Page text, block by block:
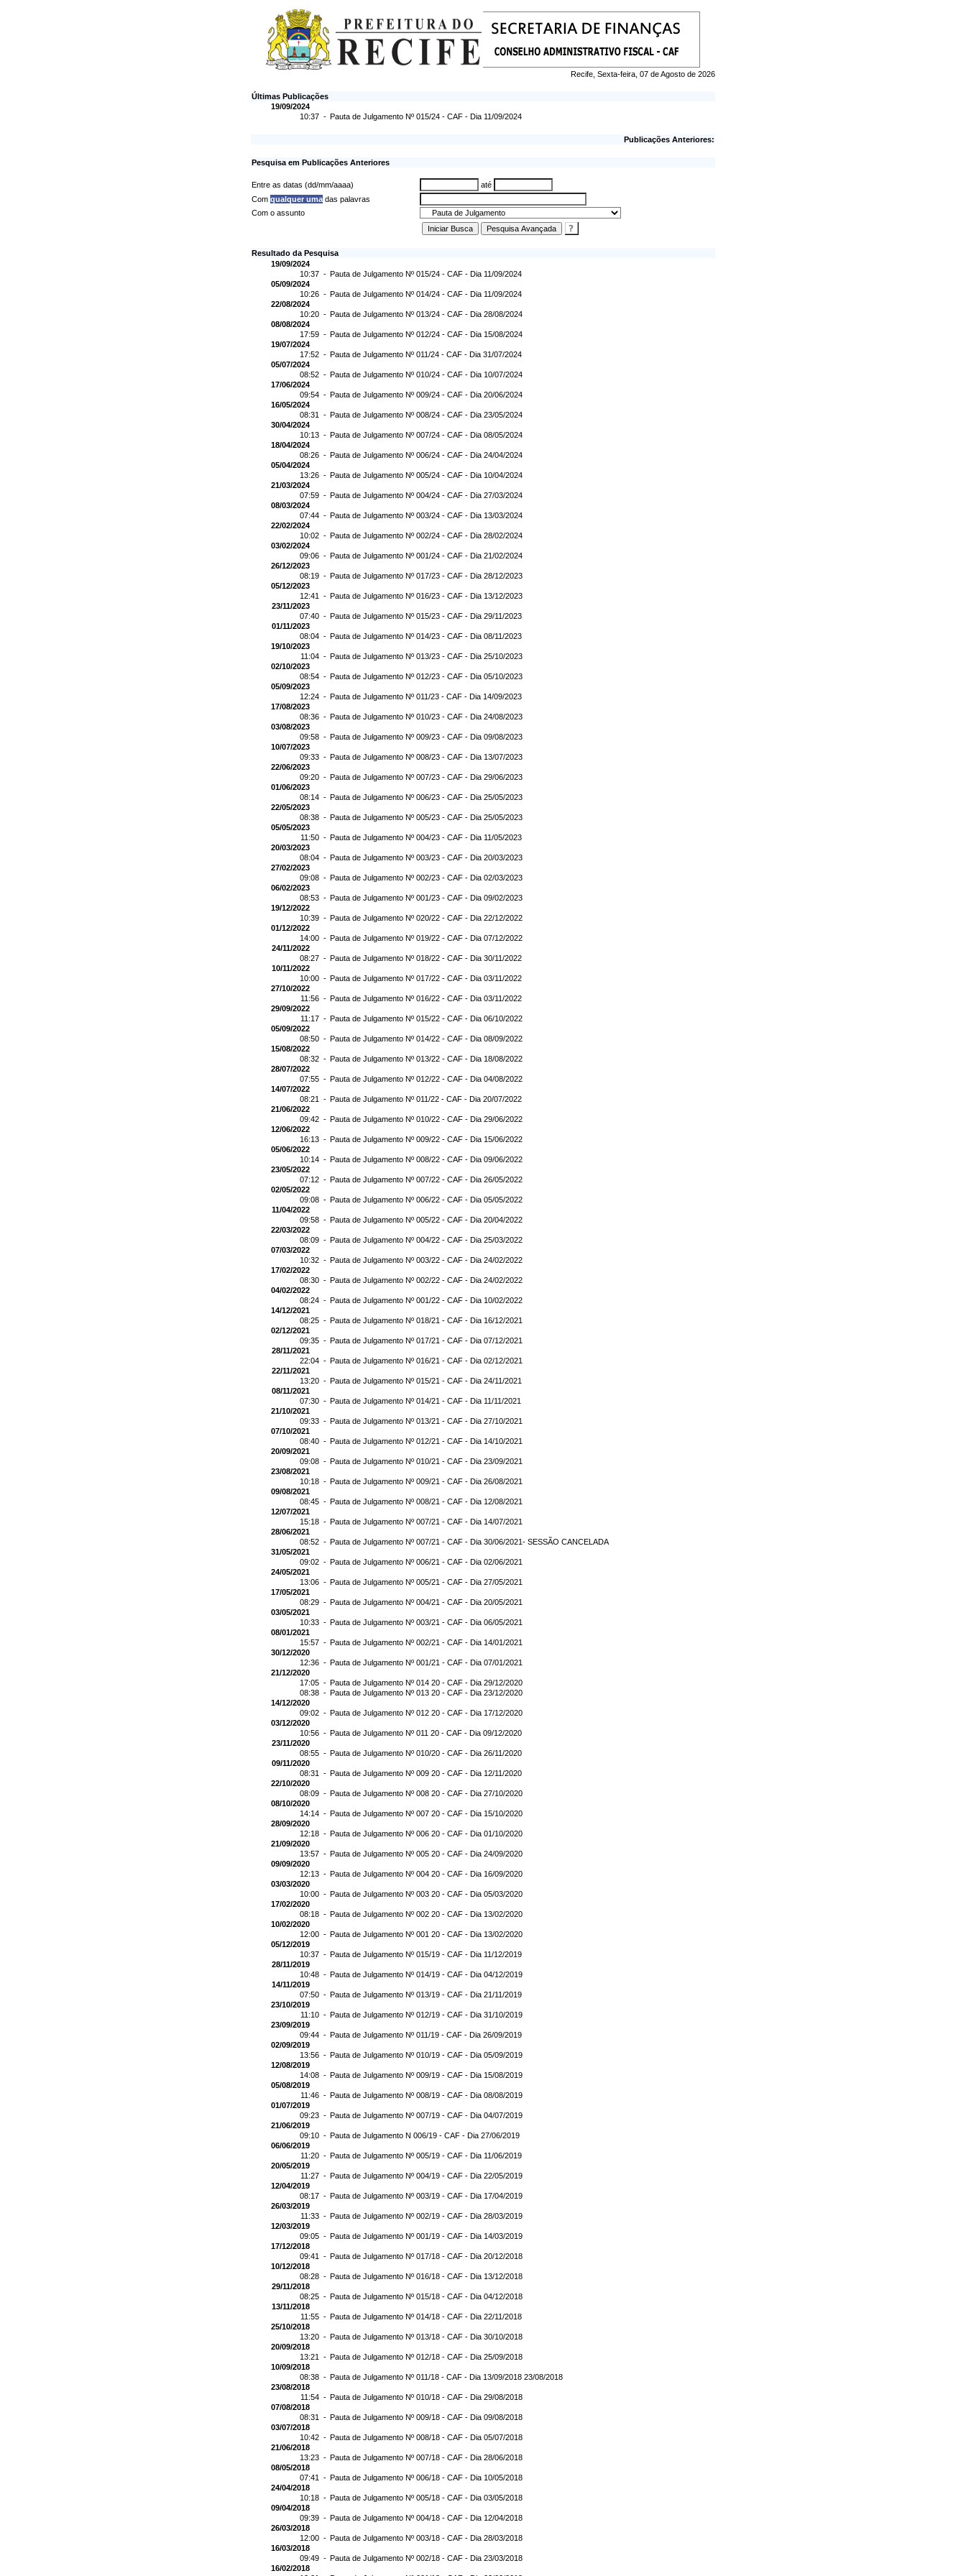
Recife, Sexta-feira, 07 de Agosto de 2026
Últimas Publicações
19/09/2024
10:37 - Pauta de Julgamento Nº 015/24 - CAF - Dia 11/09/2024
Publicações Anteriores:
Pesquisa em Publicações Anteriores
Entre as datas (dd/mm/aaaa)
até
Com qualquer uma das palavras
Com o assunto
Resultado da Pesquisa
19/09/2024
10:37 - Pauta de Julgamento Nº 015/24 - CAF - Dia 11/09/2024
05/09/2024
10:26 - Pauta de Julgamento Nº 014/24 - CAF - Dia 11/09/2024
22/08/2024
10:20 - Pauta de Julgamento Nº 013/24 - CAF - Dia 28/08/2024
08/08/2024
17:59 - Pauta de Julgamento Nº 012/24 - CAF - Dia 15/08/2024
19/07/2024
17:52 - Pauta de Julgamento Nº 011/24 - CAF - Dia 31/07/2024
05/07/2024
08:52 - Pauta de Julgamento Nº 010/24 - CAF - Dia 10/07/2024
17/06/2024
09:54 - Pauta de Julgamento Nº 009/24 - CAF - Dia 20/06/2024
16/05/2024
08:31 - Pauta de Julgamento Nº 008/24 - CAF - Dia 23/05/2024
30/04/2024
10:13 - Pauta de Julgamento Nº 007/24 - CAF - Dia 08/05/2024
18/04/2024
08:26 - Pauta de Julgamento Nº 006/24 - CAF - Dia 24/04/2024
05/04/2024
13:26 - Pauta de Julgamento Nº 005/24 - CAF - Dia 10/04/2024
21/03/2024
07:59 - Pauta de Julgamento Nº 004/24 - CAF - Dia 27/03/2024
08/03/2024
07:44 - Pauta de Julgamento Nº 003/24 - CAF - Dia 13/03/2024
22/02/2024
10:02 - Pauta de Julgamento Nº 002/24 - CAF - Dia 28/02/2024
03/02/2024
09:06 - Pauta de Julgamento Nº 001/24 - CAF - Dia 21/02/2024
26/12/2023
08:19 - Pauta de Julgamento Nº 017/23 - CAF - Dia 28/12/2023
05/12/2023
12:41 - Pauta de Julgamento Nº 016/23 - CAF - Dia 13/12/2023
23/11/2023
07:40 - Pauta de Julgamento Nº 015/23 - CAF - Dia 29/11/2023
01/11/2023
08:04 - Pauta de Julgamento Nº 014/23 - CAF - Dia 08/11/2023
19/10/2023
11:04 - Pauta de Julgamento Nº 013/23 - CAF - Dia 25/10/2023
02/10/2023
08:54 - Pauta de Julgamento Nº 012/23 - CAF - Dia 05/10/2023
05/09/2023
12:24 - Pauta de Julgamento Nº 011/23 - CAF - Dia 14/09/2023
17/08/2023
08:36 - Pauta de Julgamento Nº 010/23 - CAF - Dia 24/08/2023
03/08/2023
09:58 - Pauta de Julgamento Nº 009/23 - CAF - Dia 09/08/2023
10/07/2023
09:33 - Pauta de Julgamento Nº 008/23 - CAF - Dia 13/07/2023
22/06/2023
09:20 - Pauta de Julgamento Nº 007/23 - CAF - Dia 29/06/2023
01/06/2023
08:14 - Pauta de Julgamento Nº 006/23 - CAF - Dia 25/05/2023
22/05/2023
08:38 - Pauta de Julgamento Nº 005/23 - CAF - Dia 25/05/2023
05/05/2023
11:50 - Pauta de Julgamento Nº 004/23 - CAF - Dia 11/05/2023
20/03/2023
08:04 - Pauta de Julgamento Nº 003/23 - CAF - Dia 20/03/2023
27/02/2023
09:08 - Pauta de Julgamento Nº 002/23 - CAF - Dia 02/03/2023
06/02/2023
08:53 - Pauta de Julgamento Nº 001/23 - CAF - Dia 09/02/2023
19/12/2022
10:39 - Pauta de Julgamento Nº 020/22 - CAF - Dia 22/12/2022
01/12/2022
14:00 - Pauta de Julgamento Nº 019/22 - CAF - Dia 07/12/2022
24/11/2022
08:27 - Pauta de Julgamento Nº 018/22 - CAF - Dia 30/11/2022
10/11/2022
10:00 - Pauta de Julgamento Nº 017/22 - CAF - Dia 03/11/2022
27/10/2022
11:56 - Pauta de Julgamento Nº 016/22 - CAF - Dia 03/11/2022
29/09/2022
11:17 - Pauta de Julgamento Nº 015/22 - CAF - Dia 06/10/2022
05/09/2022
08:50 - Pauta de Julgamento Nº 014/22 - CAF - Dia 08/09/2022
15/08/2022
08:32 - Pauta de Julgamento Nº 013/22 - CAF - Dia 18/08/2022
28/07/2022
07:55 - Pauta de Julgamento Nº 012/22 - CAF - Dia 04/08/2022
14/07/2022
08:21 - Pauta de Julgamento Nº 011/22 - CAF - Dia 20/07/2022
21/06/2022
09:42 - Pauta de Julgamento Nº 010/22 - CAF - Dia 29/06/2022
12/06/2022
16:13 - Pauta de Julgamento Nº 009/22 - CAF - Dia 15/06/2022
05/06/2022
10:14 - Pauta de Julgamento Nº 008/22 - CAF - Dia 09/06/2022
23/05/2022
07:12 - Pauta de Julgamento Nº 007/22 - CAF - Dia 26/05/2022
02/05/2022
09:08 - Pauta de Julgamento Nº 006/22 - CAF - Dia 05/05/2022
11/04/2022
09:58 - Pauta de Julgamento Nº 005/22 - CAF - Dia 20/04/2022
22/03/2022
08:09 - Pauta de Julgamento Nº 004/22 - CAF - Dia 25/03/2022
07/03/2022
10:32 - Pauta de Julgamento Nº 003/22 - CAF - Dia 24/02/2022
17/02/2022
08:30 - Pauta de Julgamento Nº 002/22 - CAF - Dia 24/02/2022
04/02/2022
08:24 - Pauta de Julgamento Nº 001/22 - CAF - Dia 10/02/2022
14/12/2021
08:25 - Pauta de Julgamento Nº 018/21 - CAF - Dia 16/12/2021
02/12/2021
09:35 - Pauta de Julgamento Nº 017/21 - CAF - Dia 07/12/2021
28/11/2021
22:04 - Pauta de Julgamento Nº 016/21 - CAF - Dia 02/12/2021
22/11/2021
13:20 - Pauta de Julgamento Nº 015/21 - CAF - Dia 24/11/2021
08/11/2021
07:30 - Pauta de Julgamento Nº 014/21 - CAF - Dia 11/11/2021
21/10/2021
09:33 - Pauta de Julgamento Nº 013/21 - CAF - Dia 27/10/2021
07/10/2021
08:40 - Pauta de Julgamento Nº 012/21 - CAF - Dia 14/10/2021
20/09/2021
09:08 - Pauta de Julgamento Nº 010/21 - CAF - Dia 23/09/2021
23/08/2021
10:18 - Pauta de Julgamento Nº 009/21 - CAF - Dia 26/08/2021
09/08/2021
08:45 - Pauta de Julgamento Nº 008/21 - CAF - Dia 12/08/2021
12/07/2021
15:18 - Pauta de Julgamento Nº 007/21 - CAF - Dia 14/07/2021
28/06/2021
08:52 - Pauta de Julgamento Nº 007/21 - CAF - Dia 30/06/2021- SESSÃO CANCELADA
31/05/2021
09:02 - Pauta de Julgamento Nº 006/21 - CAF - Dia 02/06/2021
24/05/2021
13:06 - Pauta de Julgamento Nº 005/21 - CAF - Dia 27/05/2021
17/05/2021
08:29 - Pauta de Julgamento Nº 004/21 - CAF - Dia 20/05/2021
03/05/2021
10:33 - Pauta de Julgamento Nº 003/21 - CAF - Dia 06/05/2021
08/01/2021
15:57 - Pauta de Julgamento Nº 002/21 - CAF - Dia 14/01/2021
30/12/2020
12:36 - Pauta de Julgamento Nº 001/21 - CAF - Dia 07/01/2021
21/12/2020
17:05 - Pauta de Julgamento Nº 014 20 - CAF - Dia 29/12/2020
08:38 - Pauta de Julgamento Nº 013 20 - CAF - Dia 23/12/2020
14/12/2020
09:02 - Pauta de Julgamento Nº 012 20 - CAF - Dia 17/12/2020
03/12/2020
10:56 - Pauta de Julgamento Nº 011 20 - CAF - Dia 09/12/2020
23/11/2020
08:55 - Pauta de Julgamento Nº 010/20 - CAF - Dia 26/11/2020
09/11/2020
08:31 - Pauta de Julgamento Nº 009 20 - CAF - Dia 12/11/2020
22/10/2020
08:09 - Pauta de Julgamento Nº 008 20 - CAF - Dia 27/10/2020
08/10/2020
14:14 - Pauta de Julgamento Nº 007 20 - CAF - Dia 15/10/2020
28/09/2020
12:18 - Pauta de Julgamento Nº 006 20 - CAF - Dia 01/10/2020
21/09/2020
13:57 - Pauta de Julgamento Nº 005 20 - CAF - Dia 24/09/2020
09/09/2020
12:13 - Pauta de Julgamento Nº 004 20 - CAF - Dia 16/09/2020
03/03/2020
10:00 - Pauta de Julgamento Nº 003 20 - CAF - Dia 05/03/2020
17/02/2020
08:18 - Pauta de Julgamento Nº 002 20 - CAF - Dia 13/02/2020
10/02/2020
12:00 - Pauta de Julgamento Nº 001 20 - CAF - Dia 13/02/2020
05/12/2019
10:37 - Pauta de Julgamento Nº 015/19 - CAF - Dia 11/12/2019
28/11/2019
10:48 - Pauta de Julgamento Nº 014/19 - CAF - Dia 04/12/2019
14/11/2019
07:50 - Pauta de Julgamento Nº 013/19 - CAF - Dia 21/11/2019
23/10/2019
11:10 - Pauta de Julgamento Nº 012/19 - CAF - Dia 31/10/2019
23/09/2019
09:44 - Pauta de Julgamento Nº 011/19 - CAF - Dia 26/09/2019
02/09/2019
13:56 - Pauta de Julgamento Nº 010/19 - CAF - Dia 05/09/2019
12/08/2019
14:08 - Pauta de Julgamento Nº 009/19 - CAF - Dia 15/08/2019
05/08/2019
11:46 - Pauta de Julgamento Nº 008/19 - CAF - Dia 08/08/2019
01/07/2019
09:23 - Pauta de Julgamento Nº 007/19 - CAF - Dia 04/07/2019
21/06/2019
09:10 - Pauta de Julgamento N 006/19 - CAF - Dia 27/06/2019
06/06/2019
11:20 - Pauta de Julgamento Nº 005/19 - CAF - Dia 11/06/2019
20/05/2019
11:27 - Pauta de Julgamento Nº 004/19 - CAF - Dia 22/05/2019
12/04/2019
08:17 - Pauta de Julgamento Nº 003/19 - CAF - Dia 17/04/2019
26/03/2019
11:33 - Pauta de Julgamento Nº 002/19 - CAF - Dia 28/03/2019
12/03/2019
09:05 - Pauta de Julgamento Nº 001/19 - CAF - Dia 14/03/2019
17/12/2018
09:41 - Pauta de Julgamento Nº 017/18 - CAF - Dia 20/12/2018
10/12/2018
08:28 - Pauta de Julgamento Nº 016/18 - CAF - Dia 13/12/2018
29/11/2018
08:25 - Pauta de Julgamento Nº 015/18 - CAF - Dia 04/12/2018
13/11/2018
11:55 - Pauta de Julgamento Nº 014/18 - CAF - Dia 22/11/2018
25/10/2018
13:20 - Pauta de Julgamento Nº 013/18 - CAF - Dia 30/10/2018
20/09/2018
13:21 - Pauta de Julgamento Nº 012/18 - CAF - Dia 25/09/2018
10/09/2018
08:38 - Pauta de Julgamento Nº 011/18 - CAF - Dia 13/09/2018 23/08/2018
23/08/2018
11:54 - Pauta de Julgamento Nº 010/18 - CAF - Dia 29/08/2018
07/08/2018
08:31 - Pauta de Julgamento Nº 009/18 - CAF - Dia 09/08/2018
03/07/2018
10:42 - Pauta de Julgamento Nº 008/18 - CAF - Dia 05/07/2018
21/06/2018
13:23 - Pauta de Julgamento Nº 007/18 - CAF - Dia 28/06/2018
08/05/2018
07:41 - Pauta de Julgamento Nº 006/18 - CAF - Dia 10/05/2018
24/04/2018
10:18 - Pauta de Julgamento Nº 005/18 - CAF - Dia 03/05/2018
09/04/2018
09:39 - Pauta de Julgamento Nº 004/18 - CAF - Dia 12/04/2018
26/03/2018
12:00 - Pauta de Julgamento Nº 003/18 - CAF - Dia 28/03/2018
16/03/2018
09:49 - Pauta de Julgamento Nº 002/18 - CAF - Dia 23/03/2018
16/02/2018